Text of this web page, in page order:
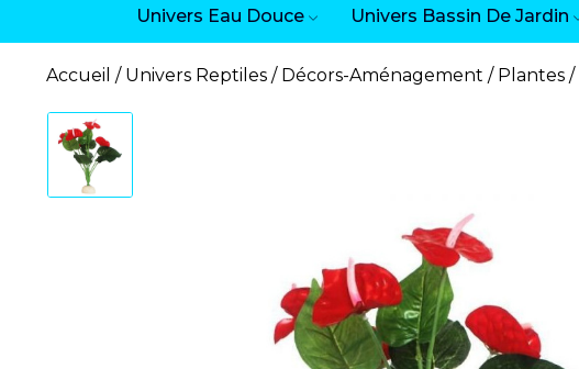
Univers Eau Douce Univers Bassin De Jardin
Accueil Univers Reptiles Décors-Aménagement Plantes